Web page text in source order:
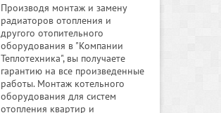
Производя монтаж и замену
радиаторов отопления и
другого отопительного
оборудования в "Компании
Теплотехника", вы получаете
гарантию на все произведенные
работы. Монтаж котельного
оборудования для систем
отопления квартир и